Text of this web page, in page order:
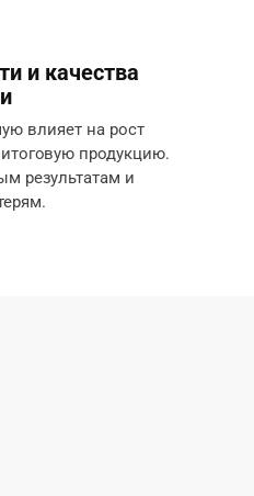
и качества
влияет на рост
продукцию.
результатам и